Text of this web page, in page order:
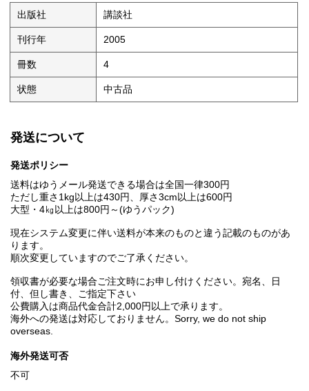
出版社 講談社
刊行年 2005
冊数 4
状態 中古品
発送について
発送ポリシー
送料はゆうメール発送できる場合は全国一律300円
ただし重さ1kg以上は430円、厚さ3cm以上は600円
大型・4㎏以上は800円～(ゆうパック)
現在システム変更に伴い送料が本来のものと違う記載のものがあ
ります。
順次変更していますのでご了承ください。
領収書が必要な場合ご注文時にお申し付けください。宛名、日
付、但し書き、ご指定下さい
公費購入は商品代金合計2,000円以上で承ります。
海外への発送は対応しておりません。Sorry, we do not ship
overseas.
海外発送可否
不可